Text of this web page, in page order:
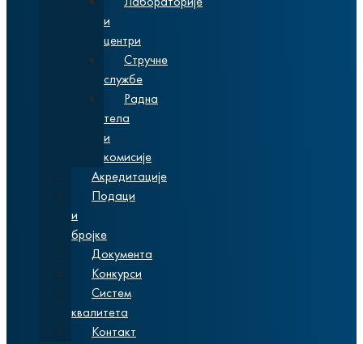
и
центри
Стручне
службе
Радна
тела
и
комисије
Акредитације
Подаци
и
бројке
Документа
Конкурси
Систем
квалитета
Контакт